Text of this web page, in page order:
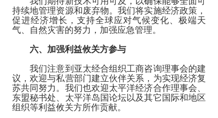
持续地管理资源和废弃物。我们将实施经济政策，
促进经济增长，支持全球应对气候变化、极端天
气、自然灾害的努力，加强应急管理。
六、加强利益攸关方参与
我们注意到亚太经合组织工商咨询理事会的建
议，欢迎与私营部门建立伙伴关系，为实现经济复
苏共同努力。我们也欢迎太平洋经济合作理事会、
东盟秘书处、太平洋岛国论坛以及其它国际和地区
组织等利益攸关方所作贡献。